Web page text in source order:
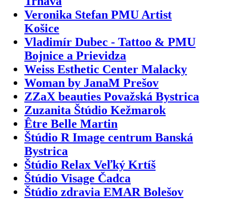
Veronika Stefan PMU Artist
Košice
Vladimír Dubec - Tattoo & PMU
Bojnice a Prievidza
Weiss Esthetic Center Malacky
Woman by JanaM Prešov
ZZaX beauties Považská Bystrica
Zuzanita Štúdio Kežmarok
Être Belle Martin
Štúdio R Image centrum Banská
Bystrica
Štúdio Relax Veľký Krtíš
Štúdio Visage Čadca
Štúdio zdravia EMAR Bolešov